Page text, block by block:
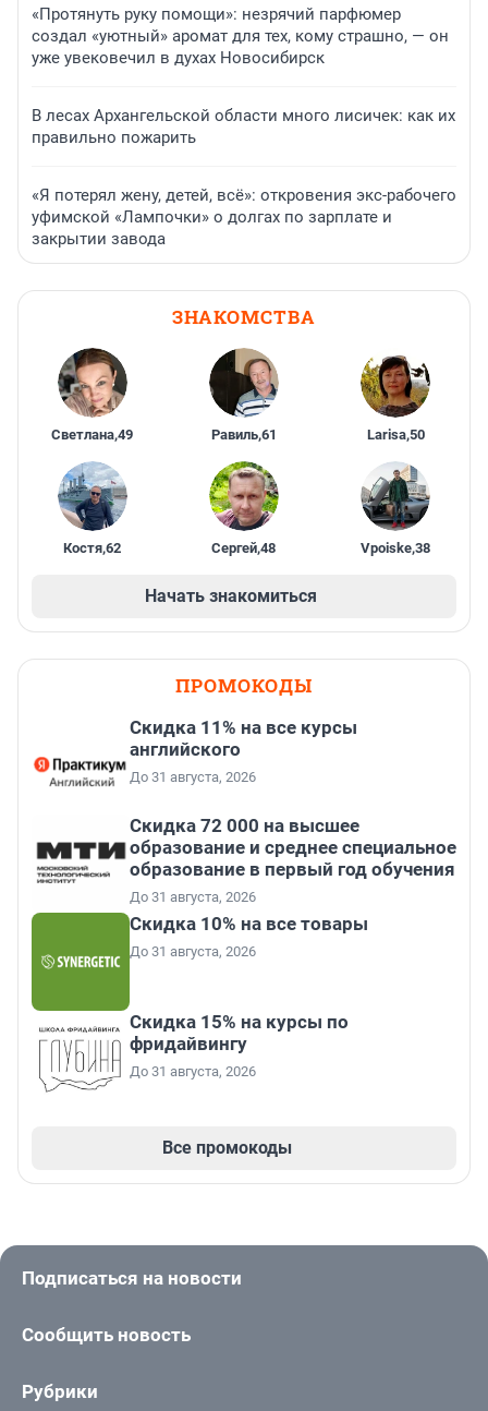
«Протянуть руку помощи»: незрячий парфюмер
создал «уютный» аромат для тех, кому страшно, — он
уже увековечил в духах Новосибирск
В лесах Архангельской области много лисичек: как их
правильно пожарить
«Я потерял жену, детей, всё»: откровения экс-рабочего
уфимской «Лампочки» о долгах по зарплате и
закрытии завода
ЗНАКОМСТВА
Светлана,49 Равиль,61 Larisa,50
Костя,62 Сергей,48 Vpoiske,38
Начать знакомиться
ПРОМОКОДЫ
Скидка 11% на все курсы
английского
До 31 августа, 2026
Скидка 72 000 на высшее
образование и среднее специальное
образование в первый год обучения
До 31 августа, 2026
Скидка 10% на все товары
До 31 августа, 2026
Скидка 15% на курсы по
фридайвингу
До 31 августа, 2026
Все промокоды
Подписаться на новости
Сообщить новость
Рубрики